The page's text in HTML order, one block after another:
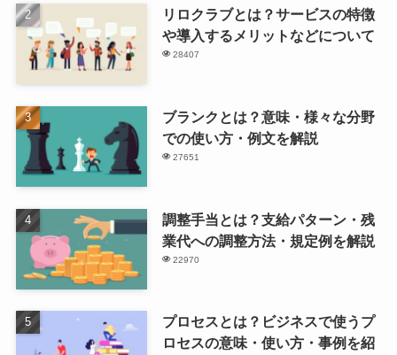
リロクラブとは？サービスの特徴
や導入するメリットなどについて
28407
ブランクとは？意味・様々な分野
での使い方・例文を解説
27651
調整手当とは？支給パターン・残
業代への調整方法・規定例を解説
22970
プロセスとは？ビジネスで使うプ
ロセスの意味・使い方・事例を紹